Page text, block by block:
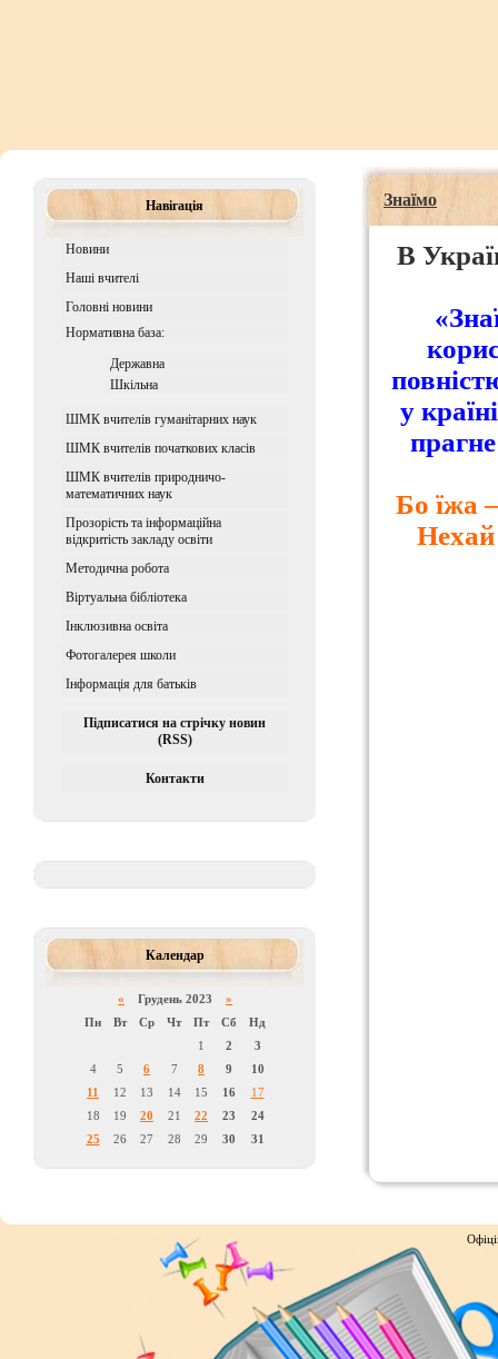
Навігація
Новини
Наші вчителі
Головні новини
Нормативна база:
Державна
Шкiльна
ШМК вчителів гуманітарних наук
ШМК вчителів початкових класів
ШМК вчителів природничо-
математичних наук
Прозорість та інформаційна
відкритість закладу освіти
Методична робота
Віртуальна бібліотека
Iнклюзивна освiта
Фотогалерея школи
Інформація для батьків
Підписатися на стрічку новин
(RSS)
Контакти
Календар
« Грудень 2023 »
Пн
Вт Ср Чт Пт Сб
Нд
1
2
3
4
5 6 7 8 9
10
11
12 13 14 15 16
17
18
19 20 21 22 23
24
25
26 27 28 29 30 31
Знаїмо
В
у
Бо їжа
Нехай